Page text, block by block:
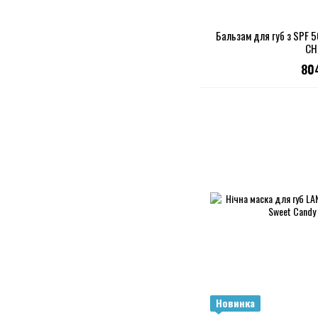
Бальзам для губ з SPF
Новинка